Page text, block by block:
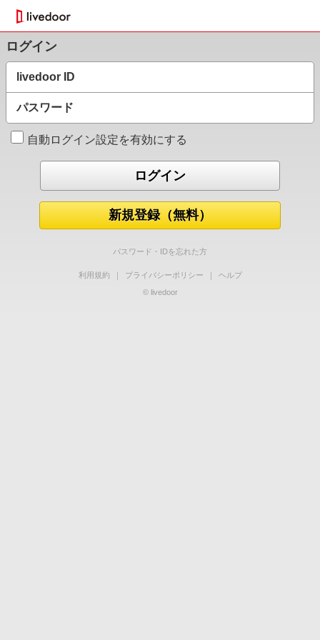
ログイン
livedoor ID
パスワード
自動ログイン設定を有効にする
新規登録（無料）
パスワード・IDを忘れた方
利用規約 ｜ プライバシーポリシー ｜
ヘルプ
© livedoor